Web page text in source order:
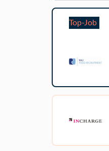
Top-Job